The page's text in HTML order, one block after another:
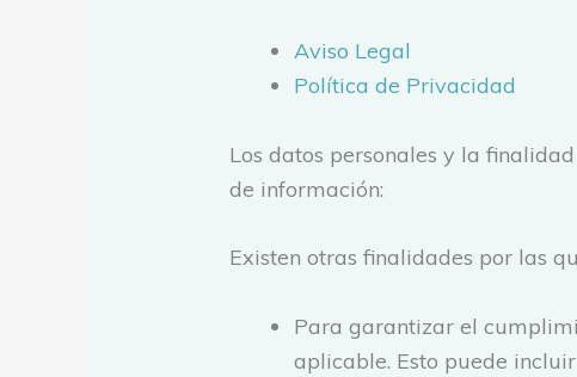
Aviso Legal
Política de Privacidad
Los datos personales y la
de información:
Existen otras finalidades por las
Para garantizar el
aplicable. Esto puede